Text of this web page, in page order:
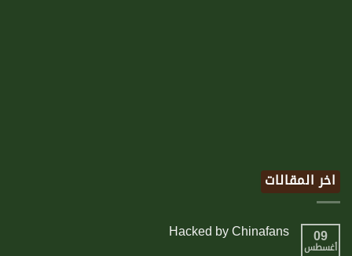
اخر المقالات
09
أغسطس
Hacked by Chinafans